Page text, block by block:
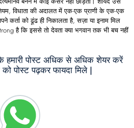
विधाता की अदालत में एक-एक प्राणी के एक-एक
कर्ता को ढूंढ ही निकालता है, सज़ा या इनाम मिल
है कि इससे तो देवता क्या भगवान तक भी बच नहीं
हमारी पोस्ट अधिक से अधिक शेयर करें
पोस्ट पढ़कर फायदा मिले |